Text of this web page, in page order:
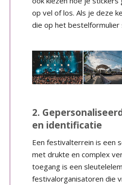
op vel of los. Als je deze
die op het bestelformulier
2.
en identificatie
Een festivalterrein is een
met drukte en complex
toegang is een
festivalorganisatoren die